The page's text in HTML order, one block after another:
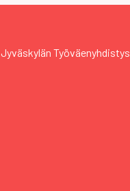
Jyväskylän Työväenyhdistys